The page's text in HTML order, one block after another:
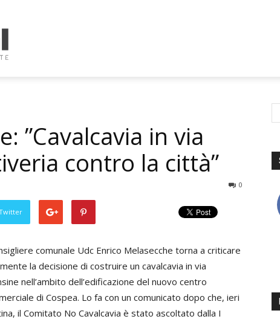
”Cavalcavia in via
contro la città”
0
comunale Udc Enrico Melasecche torna a criticare
la decisione di costruire un cavalcavia in via
nell’ambito dell’edificazione del nuovo centro
di Cospea. Lo fa con un comunicato dopo che, ieri
il Comitato No Cavalcavia è stato ascoltato dalla I